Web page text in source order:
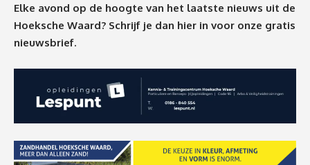
Elke avond op de hoogte van het laatste nieuws uit de
Hoeksche Waard? Schrijf je dan hier in voor onze gratis
nieuwsbrief.